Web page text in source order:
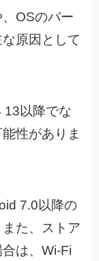
OSのバー
原因として
13以降でな
性がありま
7.0以降の
また、ストア
は、Wi-Fi